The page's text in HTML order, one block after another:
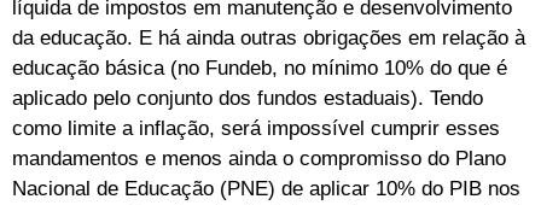
líquida de impostos em manutenção e desenvolvimento
da educação. E há ainda outras obrigações em relação à
educação básica (no Fundeb, no mínimo 10% do que é
aplicado pelo conjunto dos fundos estaduais). Tendo
como limite a inflação, será impossível cumprir esses
mandamentos e menos ainda o compromisso do Plano
Nacional de Educação (PNE) de aplicar 10% do PIB nos